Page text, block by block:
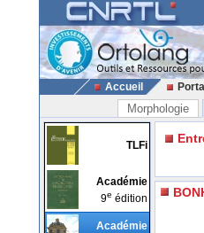
Accueil
Morphologie
TLFi
Académie
9e édition
Académie